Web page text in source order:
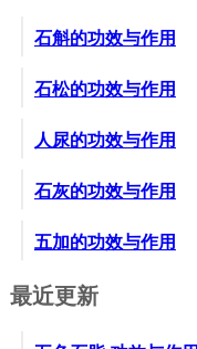
石斛的功效与作用
石松的功效与作用
人尿的功效与作用
石灰的功效与作用
五加的功效与作用
最近更新